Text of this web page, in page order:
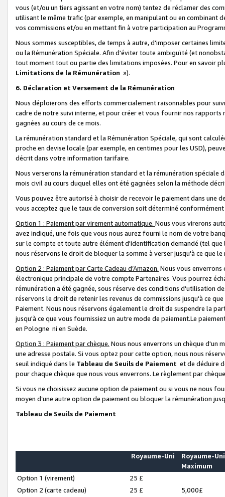
vous (et/ou un tiers agissant en votre nom) tentez de réclamer des
utilisant le même trafic (par exemple, en manipulant ou en combinant
vos commissions et/ou en mettant fin à votre participation au
Nous sommes susceptibles, de temps à autre, d'imposer certaines
ou la Rémunération Spéciale. Afin d'éviter toute ambiguïté (et
tout moment tout ou partie des limitations imposées. Pour en savoir
Limitations de la Rémunération »).
6. Déclaration et Versement de la Rémunération
Nous déploierons des efforts commercialement raisonnables pour
cadre de notre suivi interne, et pour créer et vous fournir nos
gagnées au cours de ce mois.
La rémunération standard et la Rémunération Spéciale, qui sont
proche en devise locale (par exemple, en centimes pour les USD),
décrit dans votre information tarifaire.
Nous verserons la rémunération standard et la rémunération spéciale
mois civil au cours duquel elles ont été gagnées selon la méthode
Vous pouvez être autorisé à choisir de recevoir le paiement dans une
vous acceptez que le taux de conversion soit déterminé
Option 1 : Paiement par virement automatique. Nous vous virerons
avez indiqué, une fois que vous nous aurez fourni le nom de votre
sur le compte et toute autre élément d'identification demandé (tel que
nous réservons le droit de bloquer la somme à verser jusqu'à ce que
Option 2 : Paiement par Carte Cadeau d’Amazon. Nous vous
électronique principale de votre compte Partenaires. Vous pourrez
rémunération a été gagnée, sous réserve des conditions d'utilisation
réservons le droit de retenir les revenus de commissions jusqu'à ce
Paiement. Nous nous réservons également le droit de suspendre la
jusqu'à ce que vous fournissiez un autre mode de paiement.Le
en Pologne ni en Suède.
Option 3 : Paiement par chèque. Nous nous enverrons un chèque d'un
une adresse postale. Si vous optez pour cette option, nous nous
seuil indiqué dans le Tableau de Seuils de Paiement et de déduire
pour chaque chèque que nous vous enverrons. Le règlement par
Si vous ne choisissez aucune option de paiement ou si vous ne nous
moyen d’une autre option de paiement ou bloquer la rémunération
Tableau de Seuils de Paiement
Royaume-Uni
Royaume-Uni
Maximum
Option 1 (virement)
25 £
Option 2 (carte cadeau)
25 £
5,000£